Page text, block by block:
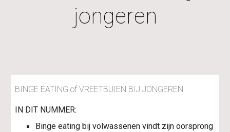
jongeren
BINGE EATING of VREETBUIEN BIJ JONGEREN
IN DIT NUMMER:
Binge eating bij volwassenen vindt zijn oorsprong